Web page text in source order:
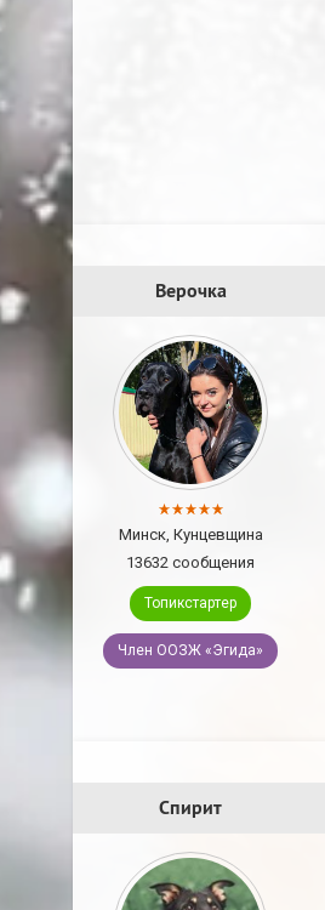
Верочка
Минск, Кунцевщина
13632 сообщения
Топикстартер
Член ООЗЖ «Эгида»
Спирит